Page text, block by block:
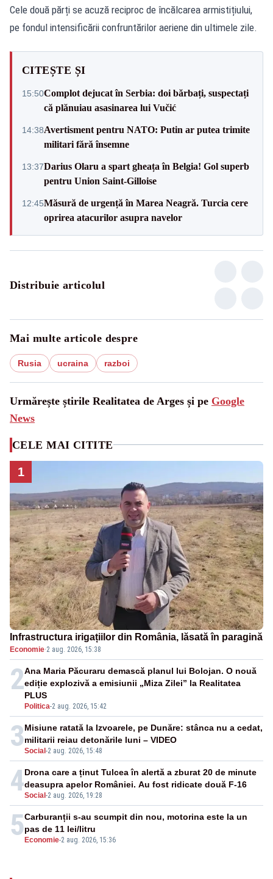
Cele două părți se acuză reciproc de încălcarea armistițiului,
pe fondul intensificării confruntărilor aeriene din ultimele zile.
CITEȘTE ȘI
15:50Complot dejucat în Serbia: doi bărbați, suspectați
că plănuiau asasinarea lui Vučić
14:38Avertisment pentru NATO: Putin ar putea trimite
militari fără însemne
13:37Darius Olaru a spart gheața în Belgia! Gol superb
pentru Union Saint-Gilloise
12:45Măsură de urgență în Marea Neagră. Turcia cere
oprirea atacurilor asupra navelor
Distribuie articolul
Mai multe articole despre
Rusia ucraina razboi
Urmărește știrile Realitatea de Arges și pe Google
News
CELE MAI CITITE
1
Infrastructura irigațiilor din România, lăsată în paragină
Economie·2 aug. 2026, 15:38
2
Politica-2 aug. 2026, 15:42
Ana Maria Păcuraru demască planul lui Bolojan. O nouă
ediție explozivă a emisiunii „Miza Zilei” la Realitatea
PLUS
3Social -2 aug. 2026, 15:48
Misiune ratată la Izvoarele, pe Dunăre: stânca nu a cedat,
militarii reiau detonările luni – VIDEO
4Social -2 aug. 2026, 19:28
Drona care a ținut Tulcea în alertă a zburat 20 de minute
deasupra apelor României. Au fost ridicate două F-16
5 Economie-2 aug. 2026, 15:36
Carburanții s-au scumpit din nou, motorina este la un
pas de 11 lei/litru